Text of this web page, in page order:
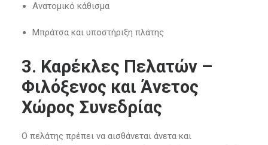
Ανατομικό κάθισμα
Μπράτσα και υποστήριξη πλάτης
3. Καρέκλες Πελατών –
Φιλόξενος και Άνετος
Χώρος Συνεδρίας
Ο πελάτης πρέπει να αισθάνεται άνετα και